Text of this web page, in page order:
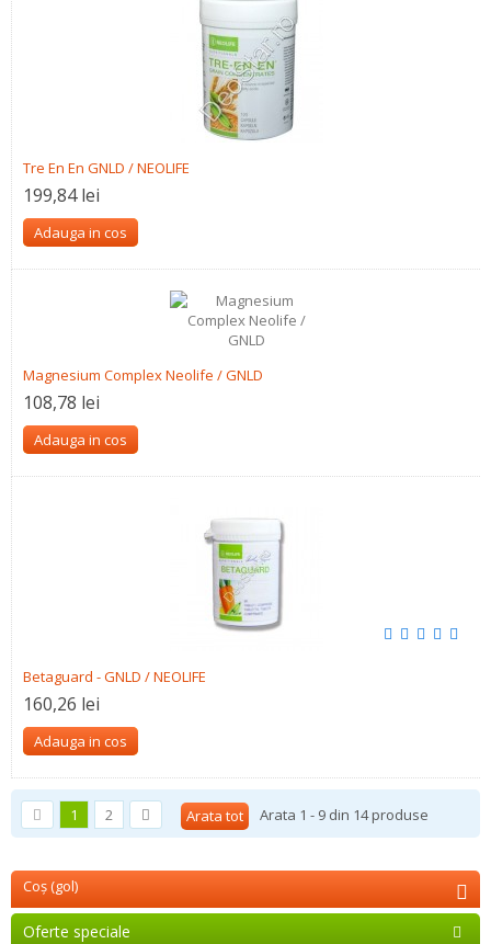
Tre En En GNLD / NEOLIFE
199,84 lei
Adauga in cos
Magnesium Complex Neolife / GNLD
108,78 lei
Adauga in cos
Betaguard - GNLD / NEOLIFE
160,26 lei
Adauga in cos
Arata tot
1 2 Arata 1 - 9 din 14 produse
Coş(gol)
Oferte speciale